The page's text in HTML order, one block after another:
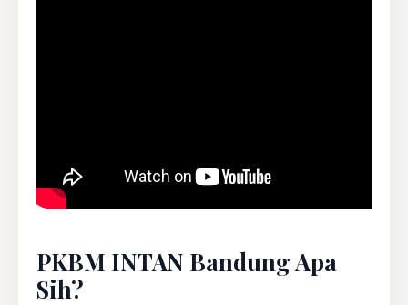
PKBM INTAN Bandung Apa
Sih?